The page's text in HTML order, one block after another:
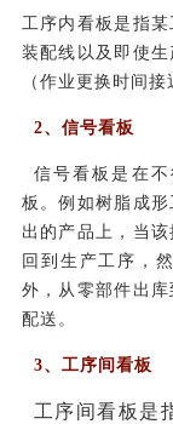
工序内看板是指
装配线以及即使
（作业更换时间
2、信号看板
信号看板是在
板。例如树脂成
出的产品上，当
回到生产工序，
外，从零部件出
配送。
3、工序间看板
工序间看板是